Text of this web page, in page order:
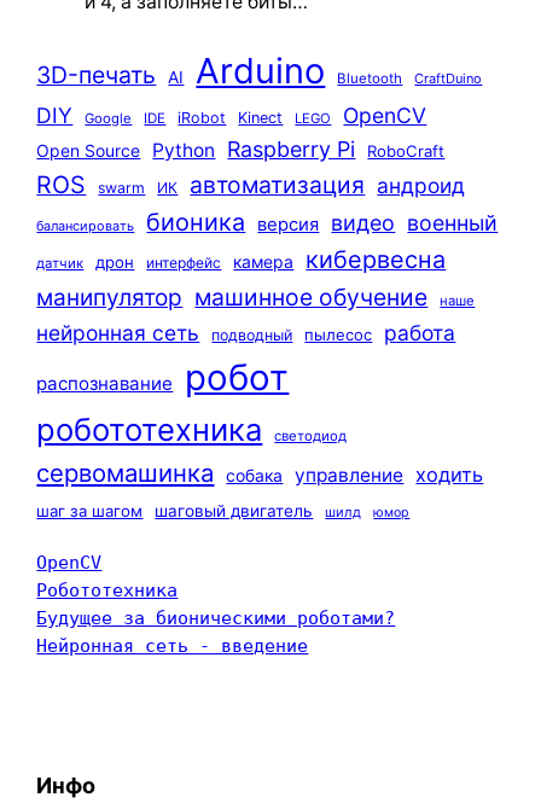
3D-печать AI Arduino Bluetooth CraftDuino
DIY Google IDE iRobot Kinect LEGO OpenCV
Open Source Python Raspberry Pi RoboCraft
ROS swarm ИК автоматизация андроид
балансировать бионика версия видео военный
датчик дрон интерфейс камера кибервесна
манипулятор машинное обучение наше
нейронная сеть подводный пылесос работа
распознавание робот
робототехника светодиод
сервомашинка собака управление ходить
шаг за шагом шаговый двигатель шилд юмор
OpenCV
Робототехника
Будущее за бионическими роботами?
Нейронная сеть - введение
Инфо